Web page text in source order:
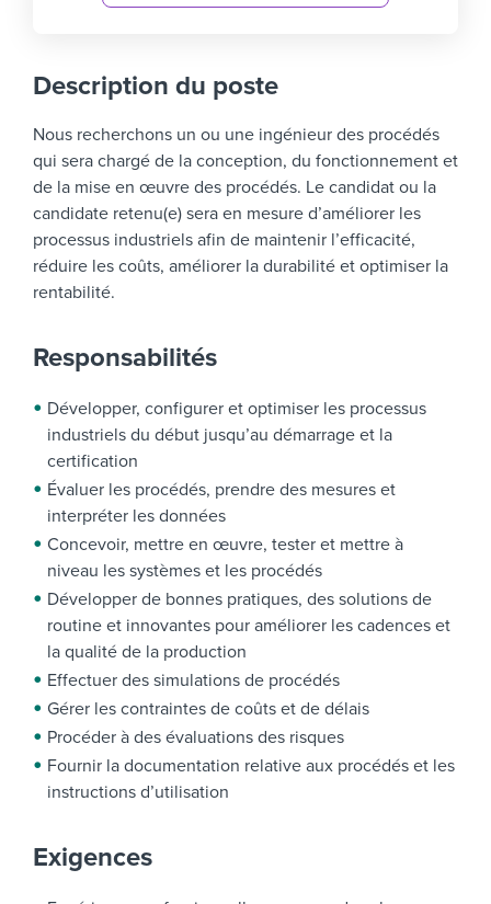
Description du poste
Nous recherchons un ou une ingénieur des procédés
qui sera chargé de la conception, du fonctionnement et
de la mise en œuvre des procédés. Le candidat ou la
candidate retenu(e) sera en mesure d’améliorer les
processus industriels afin de maintenir l’efficacité,
réduire les coûts, améliorer la durabilité et optimiser la
rentabilité.
Responsabilités
Développer, configurer et optimiser les processus
industriels du début jusqu’au démarrage et la
certification
Évaluer les procédés, prendre des mesures et
interpréter les données
Concevoir, mettre en œuvre, tester et mettre à
niveau les systèmes et les procédés
Développer de bonnes pratiques, des solutions de
routine et innovantes pour améliorer les cadences et
la qualité de la production
Effectuer des simulations de procédés
Gérer les contraintes de coûts et de délais
Procéder à des évaluations des risques
Fournir la documentation relative aux procédés et les
instructions d’utilisation
Exigences